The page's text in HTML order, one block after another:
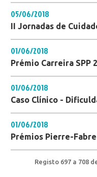
05/06/2018
II Jornadas de
01/06/2018
Prémio Carreira SPP
01/06/2018
Caso Clínico -
01/06/2018
Prémios Pierre-
Registo 697 a 708